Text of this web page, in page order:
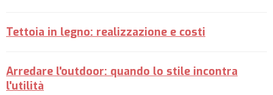
Tettoia in legno: realizzazione e costi
Arredare l'outdoor: quando lo stile incontra
l'utilità